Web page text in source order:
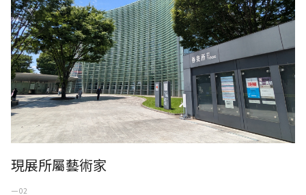
現展所屬藝術家
一 02